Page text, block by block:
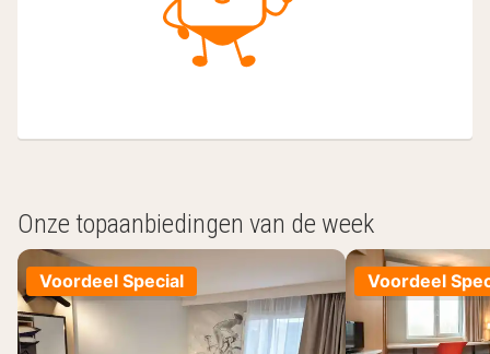
Onze topaanbiedingen van de week
Voordeel Special Voordeel